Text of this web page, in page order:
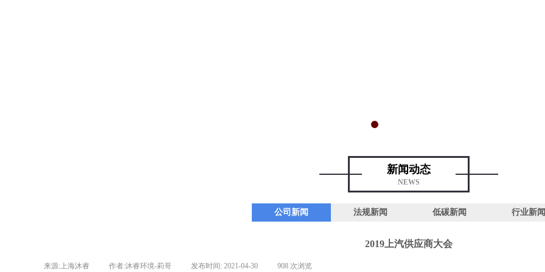
新闻动态
NEWS
公司新闻 法规新闻 低碳新闻 行业新闻
2019上汽供应商大会
来源:上海沐睿 作者:沐睿环境-莉哥 发布时间: 2021-04-30 908 次浏览